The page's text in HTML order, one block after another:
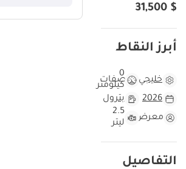
$ 31,500
أبرز النقاط
خليجي مواصفات
0
كيلومتر
2026
بترول
معرض
2.5
ليتر
التفاصيل